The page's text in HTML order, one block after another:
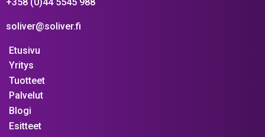
soliver@soliver.fi
Etusivu
Yritys
Tuotteet
Palvelut
Blogi
Esitteet